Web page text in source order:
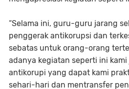
“Selama ini, guru-guru jarang
penggerak antikorupsi dan
sebatas untuk orang-orang
adanya kegiatan seperti ini
antikorupi yang dapat kami
sehari-hari dan mentransfer